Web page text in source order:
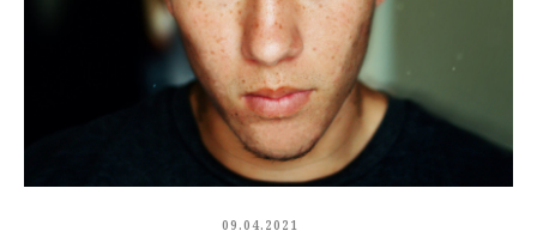
09.04.2021